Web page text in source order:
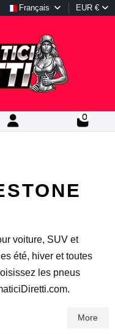
Français EUR €
0
voiture, SUV et
été, hiver et toutes
les pneus
More